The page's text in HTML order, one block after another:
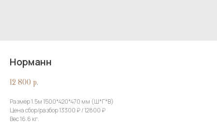
Норманн
12 800 р.
Размер 1.5м 1500*420*470 мм (Ш*Г*В)
Цена сбор/разбор 13300 ₽ / 12800 ₽
Вес 16.6 кг.